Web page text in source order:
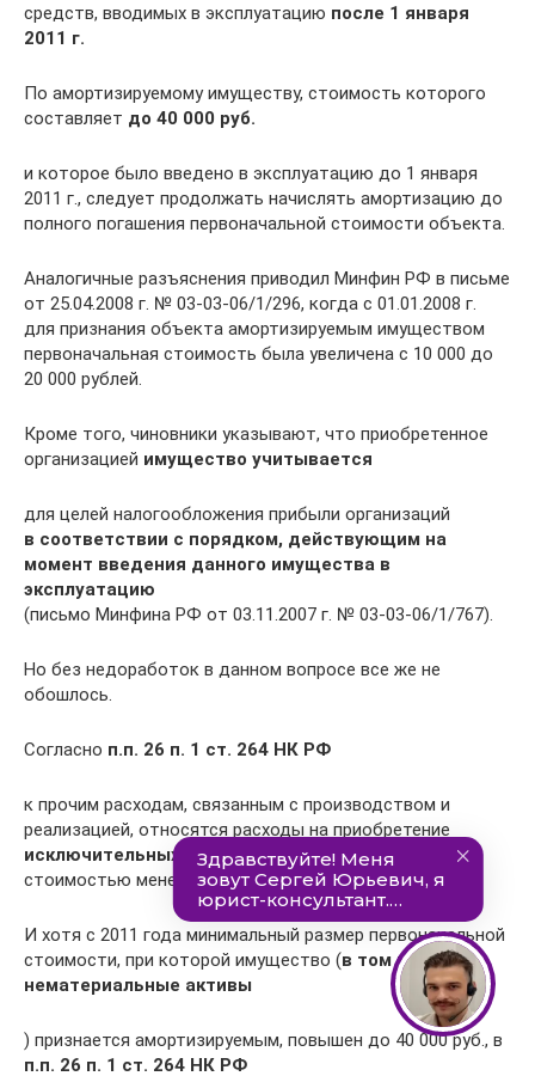
средств, вводимых в эксплуатацию после 1 января
2011 г.
По амортизируемому имуществу, стоимость которого
составляет до 40 000 руб.
и которое было введено в эксплуатацию до 1 января
2011 г., следует продолжать начислять амортизацию до
полного погашения первоначальной стоимости объекта.
Аналогичные разъяснения приводил Минфин РФ в письме
от 25.04.2008 г. № 03-03-06/1/296, когда с 01.01.2008 г.
для признания объекта амортизируемым имуществом
первоначальная стоимость была увеличена с 10 000 до
20 000 рублей.
Кроме того, чиновники указывают, что приобретенное
организацией имущество учитывается
для целей налогообложения прибыли организаций
в соответствии с порядком, действующим на
момент введения данного имущества в
эксплуатацию
(письмо Минфина РФ от 03.11.2007 г. № 03-03-06/1/767).
Но без недоработок в данном вопросе все же не
обошлось.
Согласно п.п. 26 п. 1 ст. 264 НК РФ
к прочим расходам, связанным с производством и
реализацией, относятся расходы на приобретение
исключительных прав на программы для ЭВМ
стоимостью менее 20 000 рублей.
И хотя с 2011 года минимальный размер первоначальной
стоимости, при которой имущество (в том числе и
нематериальные активы
) признается амортизируемым, повышен до 40 000 руб., в
п.п. 26 п. 1 ст. 264 НК РФ